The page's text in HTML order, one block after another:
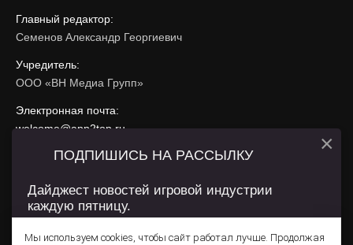
Главный редактор:
Семенов Александр Георгиевич
Учредитель:
ООО «ВН Медиа Групп»
Электронная почта:
welcome@app2top.ru
При использовании материалов активная ссылка на
Сайт использует IP адреса, cookie, данные геолокации
использования содержатся вПолитике конфиденциальностии
Мы используем cookies, чтобы сайт работал лучше. Продолжая
ПОДПИШИСЬ НА РАССЫЛКУ
Дайджест новостей игровой индустрии
каждую пятницу.
×